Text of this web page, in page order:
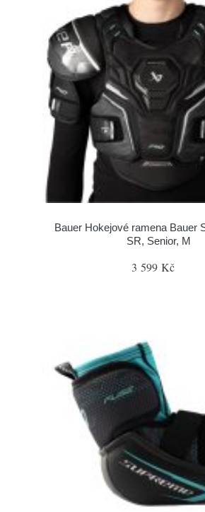
Bauer Hokejové ramena Bauer
SR, Senior, M
3 599 Kč